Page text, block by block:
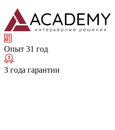
Опыт 31 год
3 года гарантии